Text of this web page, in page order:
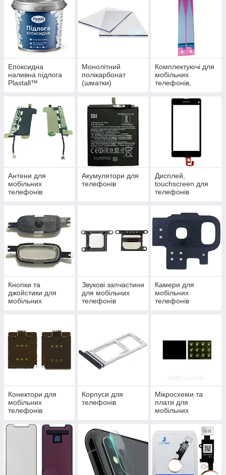
Епоксидна
наливна підлога
Plastall™
Монолітний
полікарбонат
(шматки)
Комплектуючі для
мобільних
телефонів,
Антени для
мобільних
телефонів
Акумулятори для
телефонів
Дисплей,
touchscreen для
телефонів
Кнопки та
джойстики для
мобільних
Звукові запчастини
для мобільних
телефонів
Камери для
мобільних
телефонів
Конектори для
мобільних
телефонів
Корпуси для
телефонів
Мікросхеми та
плати для
мобільних